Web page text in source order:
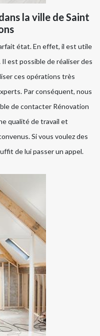
la ville de Saint
état. En effet, il est utile
est possible de réaliser des
ces opérations très
Par conséquent, nous
de contacter Rénovation
qualité de travail et
Si vous voulez des
de lui passer un appel.